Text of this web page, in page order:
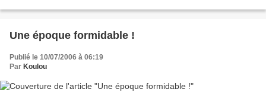
Une époque formidable !
Publié le 10/07/2006 à 06:19
Par Koulou